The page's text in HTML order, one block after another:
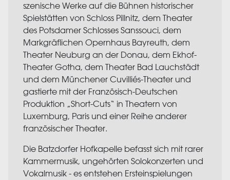
szenische Werke auf die Bühnen historischer
Spielstätten von Schloss Pillnitz, dem Theater
des Potsdamer Schlosses Sanssouci, dem
Markgräflichen Opernhaus Bayreuth, dem
Theater Neuburg an der Donau, dem Ekhof-
Theater Gotha, dem Theater Bad Lauchstädt
und dem Münchener Cuvilliés-Theater und
gastierte mit der Französisch-Deutschen
Produktion „Short-Cuts“ in Theatern von
Luxemburg, Paris und einer Reihe anderer
französischer Theater.
Die Batzdorfer Hofkapelle befasst sich mit rarer
Kammermusik, ungehörten Solokonzerten und
Vokalmusik - es entstehen Ersteinspielungen